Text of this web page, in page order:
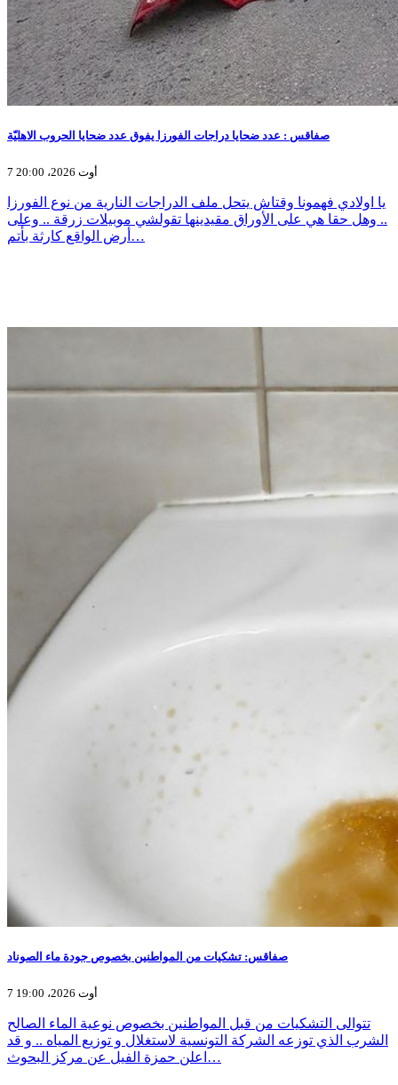
صفاقس : عدد ضحايا دراجات الفورزا يفوق عدد ضحايا الحروب الاهليّة
7 أوت 2026، 20:00
يا اولادي فهمونا وقتاش يتحل ملف الدراجات النارية من نوع الفورزا
.. وهل حقا هي على الأوراق مقيدينها تقولشي موبيلات زرقة .. وعلى
أرض الواقع كارثة بأتم…
صفاقس: تشكيات من المواطنين بخصوص جودة ماء الصوناد
7 أوت 2026، 19:00
تتوالى التشكيات من قبل المواطنين بخصوص نوعية الماء الصالح
الشرب الذي توزعه الشركة التونسية لاستغلال و توزيع المياه .. و قد
اعلن حمزة الفيل عن مركز البحوث…